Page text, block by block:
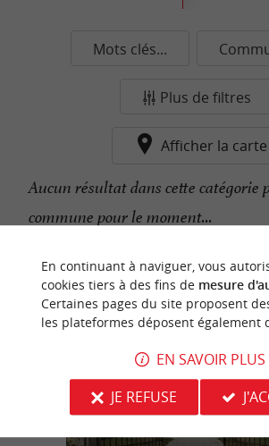
Mots clés...
Plus de filtres
Afficher la carte
Aucun résultat dans cette catégorie
commune pour le moment...
En continuant à naviguer, vous
cookies tiers à des fins de mesure
Certaines pages du site proposent
les plateformes déposent également
EN SAVOIR PLUS
JE REFUSE